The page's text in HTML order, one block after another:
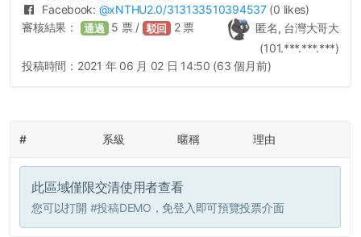
Facebook: @xNTHU2.0/313133510394537 (0 likes)
匿名, 台灣大哥大
(101.***.***.***)
審核結果： 通過 5 票 / 駁回 2票
投稿時間： 2021 年 06 月 02 日 14:50 (63 個月前)
# 系級 暱稱 理由
此區域僅限交清使用者查看
您可以打開 #投稿DEMO ，免登入即可預覽投票介面